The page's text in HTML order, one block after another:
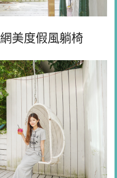
美度假風躺椅